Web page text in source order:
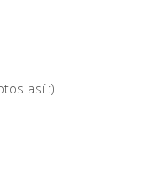
así :)